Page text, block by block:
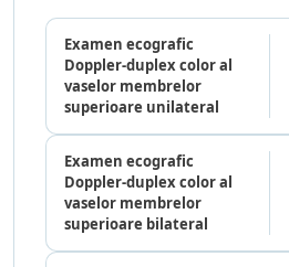
Examen ecografic
Doppler-duplex color al
vaselor membrelor
superioare unilateral
Examen ecografic
Doppler-duplex color al
vaselor membrelor
superioare bilateral